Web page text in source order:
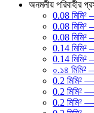
অনমনীয় পরিবাহীর
0.08 মিমি²
0.08 মিমি²
0.08 মিমি²
0.14 মিমি²
0.14 মিমি²
০.১৪ মিমি²
0.2 মিমি²
0.2 মিমি²
0.2 মিমি²